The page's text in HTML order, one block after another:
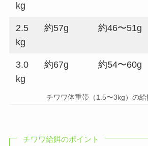
kg
2.5
kg
約57g 約46〜51g
3.0
kg
約67g 約54〜60g
チワワ体重帯（1.5〜3kg）の給
チワワ給餌のポイント